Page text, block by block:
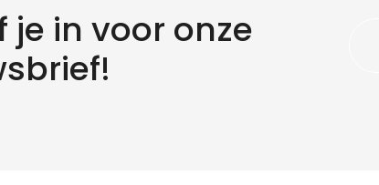
je in voor onze